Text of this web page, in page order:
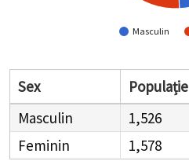
Masculin
Sex Populație
Masculin
1,526
Feminin
1,578